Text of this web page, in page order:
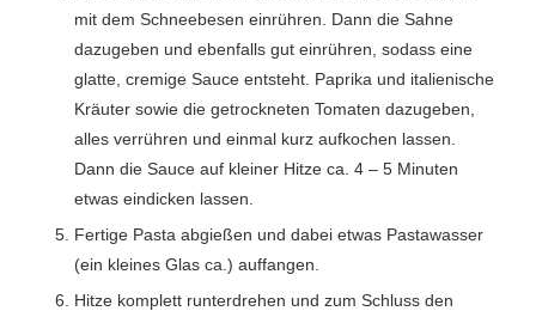
mit dem Schneebesen einrühren. Dann die Sahne
dazugeben und ebenfalls gut einrühren, sodass eine
glatte, cremige Sauce entsteht. Paprika und italienische
Kräuter sowie die getrockneten Tomaten dazugeben,
alles verrühren und einmal kurz aufkochen lassen.
Dann die Sauce auf kleiner Hitze ca. 4 – 5 Minuten
etwas eindicken lassen.
Fertige Pasta abgießen und dabei etwas Pastawasser
(ein kleines Glas ca.) auffangen.
Hitze komplett runterdrehen und zum Schluss den